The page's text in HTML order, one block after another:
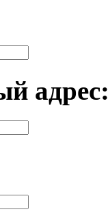
адрес: